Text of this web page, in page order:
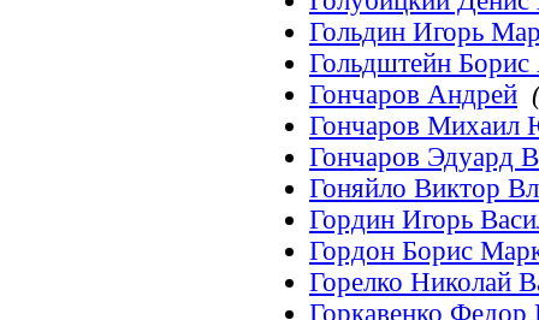
Гольдин Игорь
Гольдштейн
Гончаров Андрей
Гончаров Михаил
Гончаров Эдуард
Гоняйло Виктор
Гордин Игорь
Гордон Борис
Горелко Николай
Горкавенко